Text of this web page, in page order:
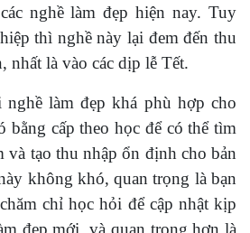
nghề làm đẹp hiện nay. Tuy
thì nghề này lại đem đến thu
nhất là vào các dịp lễ Tết.
làm đẹp khá phù hợp cho
bằng cấp theo học để có thể tìm
và tạo thu nhập ổn định cho bản
không khó, quan trọng là bạn
chỉ học hỏi để cập nhật kịp
đẹp mới, và quan trọng hơn là